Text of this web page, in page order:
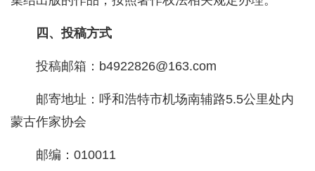
四、投稿方式
投稿邮箱：b4922826@163.com
邮寄地址：呼和浩特市机场南辅路5.5公里处内
蒙古作家协会
邮编：010011